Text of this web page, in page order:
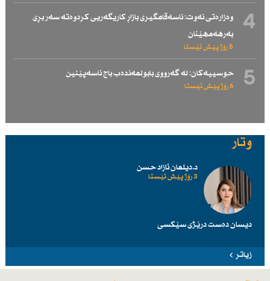
4
وەزارەتی نەوت: ناسەقامگیری بازاڕ كاریگەریی كردوەتە سەر بڕی
بەرهەمهێنان
5 رۆژ پێش ئێستا
5 حوسییەكان: لە گەرووی بابولمەندەب باج ناسەپێنین
6 رۆژ پێش ئێستا
وتار
د.دیلمان ئازاد حسن
3 رۆژ پێش ئێستا
دیسان دەست درێژی سێكسی
زیاتر